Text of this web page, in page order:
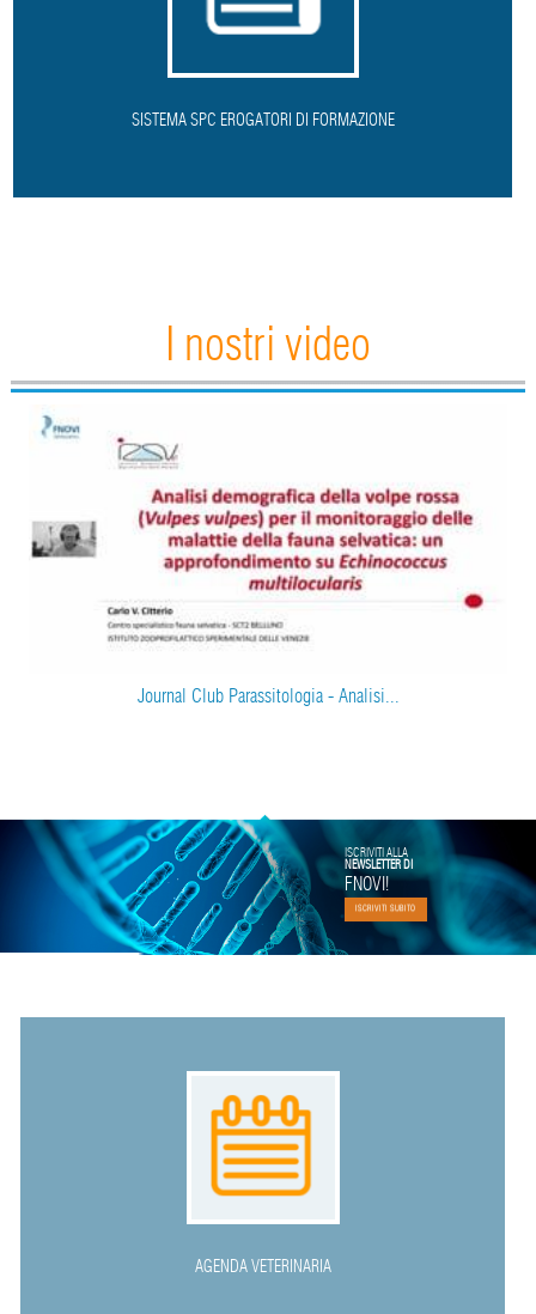
SISTEMA SPC EROGATORI DI FORMAZIONE
I nostri video
Journal Club Parassitologia - Analisi...
FNOVI!
ISCRIVITI SUBITO
ISCRIVITI ALLA
NEWSLETTER DI
AGENDA VETERINARIA